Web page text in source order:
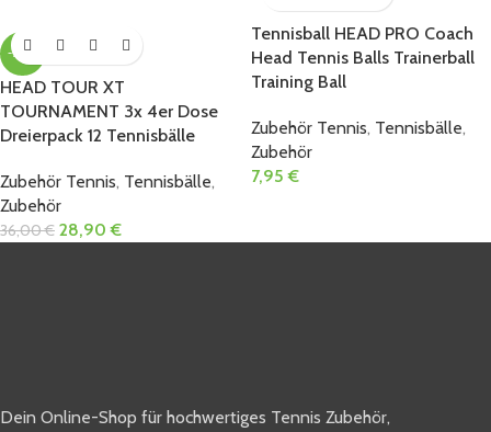
-20%
HEAD TOUR XT
TOURNAMENT 3x 4er Dose
Dreierpack 12 Tennisbälle
Zubehör Tennis, Tennisbälle,
Zubehör
36,00€ 28,90€
Tennisball HEAD PRO Coach
Head Tennis Balls Trainerball
Training Ball
Zubehör Tennis, Tennisbälle,
Zubehör
7,95€
Dein Online-Shop für hochwertiges Tennis Zubehör,